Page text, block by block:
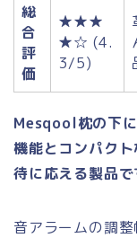
総
合
評
価
★★★
★☆ (4.
3/5)
Mesqool枕の下
機能とコンパク
待に応える製品で
音アラームの調